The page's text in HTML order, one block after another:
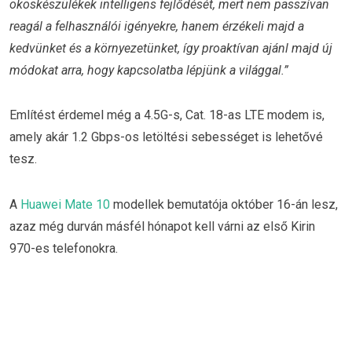
okoskészülékek intelligens fejlődését, mert nem passzívan
reagál a felhasználói igényekre, hanem érzékeli majd a
kedvünket és a környezetünket, így proaktívan ajánl majd új
módokat arra, hogy kapcsolatba lépjünk a világgal.”
Említést érdemel még a 4.5G-s, Cat. 18-as LTE modem is,
amely akár 1.2 Gbps-os letöltési sebességet is lehetővé
tesz.
A Huawei Mate 10 modellek bemutatója október 16-án lesz,
azaz még durván másfél hónapot kell várni az első Kirin
970-es telefonokra.